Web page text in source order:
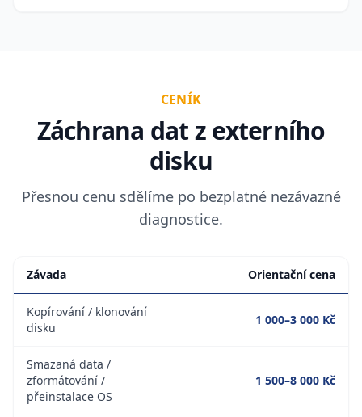
CENÍK
Záchrana dat z externího
disku
Přesnou cenu sdělíme po bezplatné nezávazné
diagnostice.
Závada Orientační cena
Kopírování / klonování
disku
1 000–3 000 Kč
Smazaná data /
zformátování /
přeinstalace OS
1 500–8 000 Kč